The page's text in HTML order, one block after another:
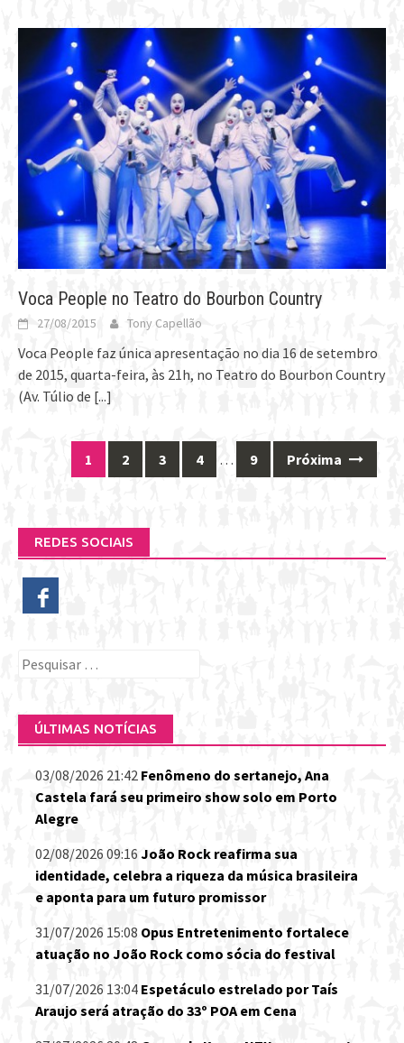
Voca People no Teatro do Bourbon Country
27/08/2015 Tony Capellão
Voca People faz única apresentação no dia 16 de setembro
de 2015, quarta-feira, às 21h, no Teatro do Bourbon Country
(Av. Túlio de [...]
1 2 3 4 … 9 Próxima
REDES SOCIAIS
Pesquisar
ÚLTIMAS NOTÍCIAS
03/08/2026 21:42 Fenômeno do sertanejo, Ana
Castela fará seu primeiro show solo em Porto
Alegre
02/08/2026 09:16 João Rock reafirma sua
identidade, celebra a riqueza da música brasileira
e aponta para um futuro promissor
31/07/2026 15:08 Opus Entretenimento fortalece
atuação no João Rock como sócia do festival
31/07/2026 13:04 Espetáculo estrelado por Taís
Araujo será atração do 33º POA em Cena